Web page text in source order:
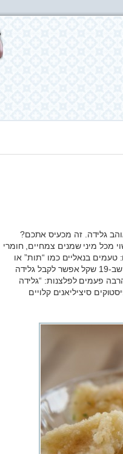
גלידה. זה מכעיס אתכם?
מכל מיני שמנים צמחיים, חומרי
בנאליים כמו “תות” או
“פצפוצי שוקולד” זה פשוט לא מעניין אחרי שעברת את גיל 9. אוקיי, אז נכון שב-19 שקל אפשר לקבל גלידה
פעמים לפלצנות: “גלידה
סיציליאנים קלויים